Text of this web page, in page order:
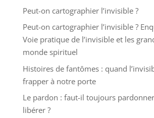
Peut-on cartographier l’invisible ?
Peut-on cartographier l’invisible ?
Voie pratique de l’invisible et les
monde spirituel
Histoires de fantômes : quand
frapper à notre porte
Le pardon : faut-il toujours
libérer ?